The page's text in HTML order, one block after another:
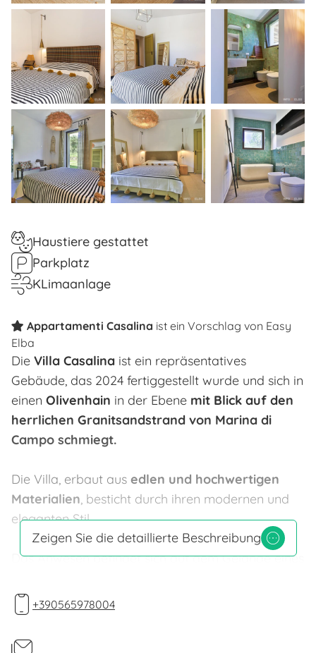
Haustiere gestattet
Parkplatz
KLimaanlage
Appartamenti Casalina ist ein Vorschlag von Easy
Elba
Die Villa Casalina ist ein repräsentatives
Gebäude, das 2024 fertiggestellt wurde und sich in
einen Olivenhain in der Ebene mit Blick auf den
herrlichen Granitsandstrand von Marina di
Campo schmiegt.
Die Villa, erbaut aus edlen und hochwertigen
Materialien, besticht durch ihren modernen und
eleganten Stil.
Das Anwesen befindet sich auf dem Gelände eines
lokale Oliven verarbeitet wurden. Ein
wunderschöner, ruhiger
mediterraner Kräuter und aromatischer Pflanzen,
Zeigen Sie die detaillierte Beschreibung
+390565978004